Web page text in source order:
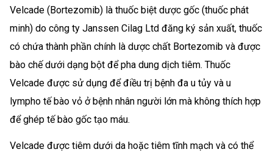
Velcade (Bortezomib) là thuốc biệt dược gốc (thuốc phát
minh) do công ty Janssen Cilag Ltd đăng ký sản xuất, thuốc
có chứa thành phần chính là dược chất Bortezomib và được
bào chế dưới dạng bột để pha dung dịch tiêm. Thuốc
Velcade được sử dụng để điều trị bệnh đa u tủy và u
lympho tế bào vỏ ở bệnh nhân người lớn mà không thích hợp
để ghép tế bào gốc tạo máu.
Velcade được tiêm dưới da hoặc tiêm tĩnh mạch và có thể